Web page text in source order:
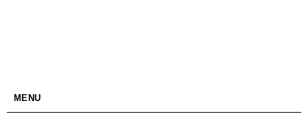
MENU